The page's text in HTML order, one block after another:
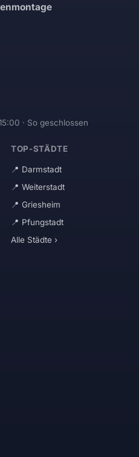
· So geschlossen
TOP-STÄDTE
Darmstadt
Weiterstadt
Griesheim
Pfungstadt
Alle Städte ›